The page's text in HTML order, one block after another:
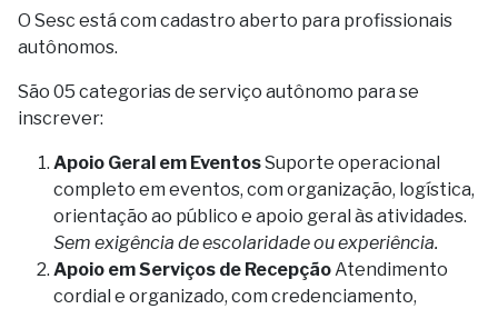
O Sesc está com cadastro aberto para profissionais
autônomos.
São 05 categorias de serviço autônomo para se
inscrever:
Apoio Geral em EventosSuporte operacional
completo em eventos, com organização, logística,
orientação ao público e apoio geral às atividades.
Sem exigência de escolaridade ou experiência.
Apoio em Serviços de RecepçãoAtendimento
cordial e organizado, com credenciamento,